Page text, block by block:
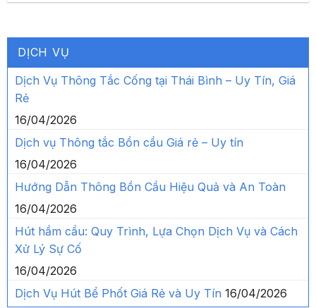
DỊCH VỤ
Dịch Vụ Thông Tắc Cống tại Thái Bình – Uy Tín, Giá
Rẻ
16/04/2026
Dịch vụ Thông tắc Bồn cầu Giá rẻ – Uy tín
16/04/2026
Hướng Dẫn Thông Bồn Cầu Hiệu Quả và An Toàn
16/04/2026
Hút hầm cầu: Quy Trình, Lựa Chọn Dịch Vụ và Cách
Xử Lý Sự Cố
16/04/2026
Dịch Vụ Hút Bể Phốt Giá Rẻ và Uy Tín 16/04/2026